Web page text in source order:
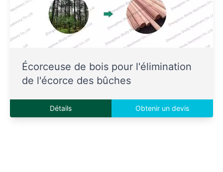
Écorceuse de bois pour l'élimination
de l'écorce des bûches
Détails Obtenir un devis